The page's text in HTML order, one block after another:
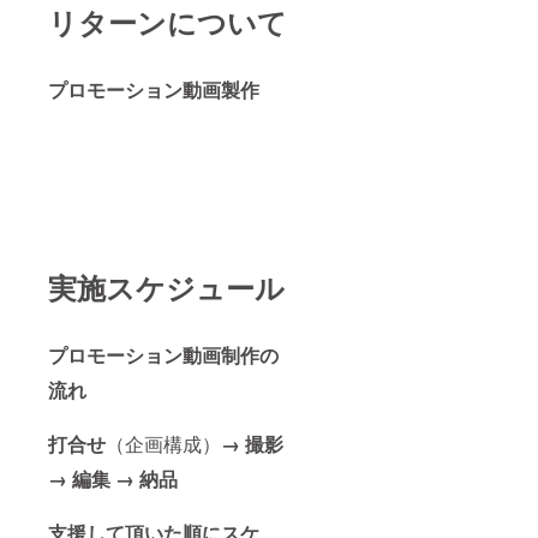
リターンについて
プロモーション動画製作
実施スケジュール
プロモーション動画制作の
流れ
打合せ （企画構成） → 撮影
→ 編集 → 納品